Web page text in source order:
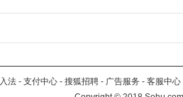
法 - 支付中心 - 搜狐招聘 - 广告服务 - 客服中心